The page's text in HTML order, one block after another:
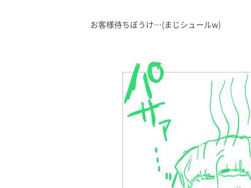
お客様待ちぼうけ…(まじシュールw)